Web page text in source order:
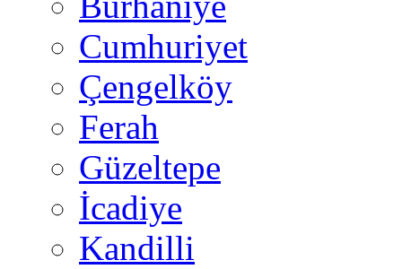
Cumhuriyet
Çengelköy
Ferah
Güzeltepe
İcadiye
Kandilli